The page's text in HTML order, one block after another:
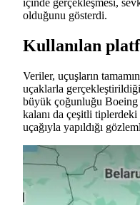
olduğunu gösterdi.
Kullanılan
Veriler, uçuşların
uçaklarla
büyük çoğunluğu Boeing
kalanı da çeşitli tiplerdeki
uçağıyla yapıldığı